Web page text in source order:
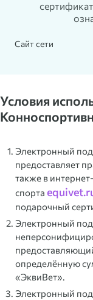
Сайт сети
Условия
Электронный
предоставляет
также в
спорта
подарочный
Электронный
определённую
«ЭквиВет».
Электронный